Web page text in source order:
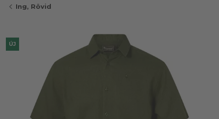
chevron_left Ing, Rövid
ÚJ